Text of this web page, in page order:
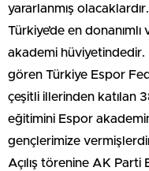
yararlanmış
Türkiye’de en
akademi hüviyetindedir.
gören Türkiye Espor
çeşitli illerinden katılan
eğitimini Espor
gençlerimize
Açılış törenine AK